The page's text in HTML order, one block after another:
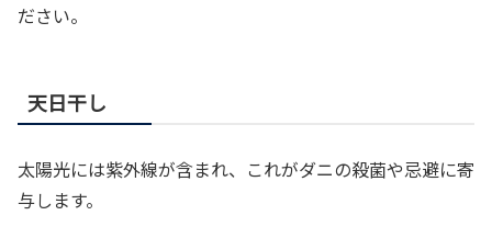
ださい。
天日干し
太陽光には紫外線が含まれ、これがダニの殺菌や忌避に寄
与します。